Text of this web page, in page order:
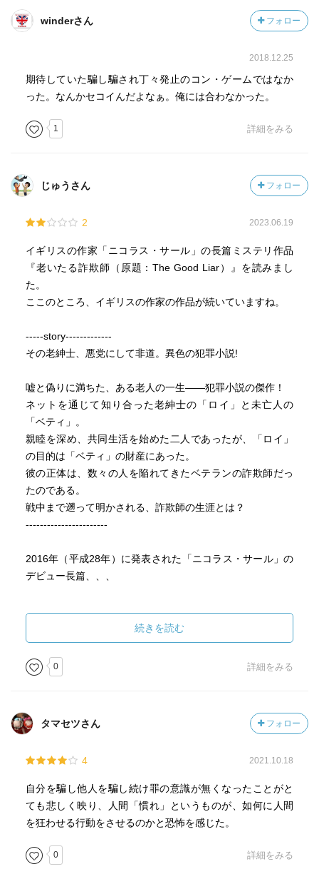
winderさん フォロー
2018.12.25
期待していた騙し騙され丁々発止のコン・ゲームではなか
った。なんかセコイんだよなぁ。俺には合わなかった。
1 詳細をみる
じゅうさん フォロー
2 2023.06.19
イギリスの作家「ニコラス・サール」の長篇ミステリ作品
『老いたる詐欺師（原題：The Good Liar）』を読みまし
た。
ここのところ、イギリスの作家の作品が続いていますね。
-----story-------------
その老紳士、悪党にして非道。異色の犯罪小説!
嘘と偽りに満ちた、ある老人の一生――犯罪小説の傑作！
ネットを通じて知り合った老紳士の「ロイ」と未亡人の
「ベティ」。
親睦を深め、共同生活を始めた二人であったが、「ロイ」
の目的は「ベティ」の財産にあった。
彼の正体は、数々の人を陥れてきたベテランの詐欺師だっ
たのである。
戦中まで遡って明かされる、詐欺師の生涯とは？
-----------------------
2016年（平成28年）に発表された「ニコラス・サール」の
デビュー長篇、、、
装丁のハヤカワポケミス（ハヤカワ・ミステリ、
HAYAKAWA POCKET MYSTERY BOOK）版で読みました。
■第一章 偽名
■第三章 一九九八年八月 ロンドン・プライド
■第四章 学問的良心
■第六章 一九七三年九月 同棲生活
■第七章 幸せな家庭
■第八章 一九六三年三月 洪水
■第九章 男と女
■第十一章 カネの問題
■第十二章 一九四六年五月 世界の中心
続きを読む
0 詳細をみる
タマセツさん フォロー
4 2021.10.18
自分を騙し他人を騙し続け罪の意識が無くなったことがと
ても悲しく映り、人間「慣れ」というものが、如何に人間
を狂わせる行動をさせるのかと恐怖を感じた。
0 詳細をみる